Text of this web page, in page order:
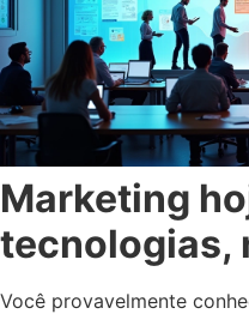
Marketing
tecnologias,
Você provavelmente